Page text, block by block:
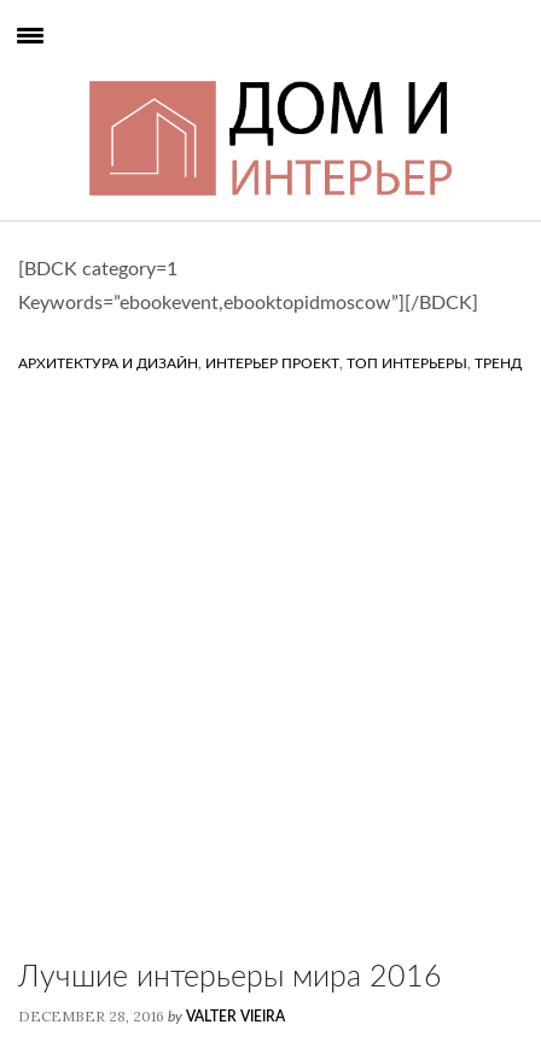
[BDCK category=1
Keywords=”ebookevent,ebooktopidmoscow”][/BDCK]
АРХИТЕКТУРА И ДИЗАЙН, ИНТЕРЬЕР ПРОЕКТ, ТОП ИНТЕРЬЕРЫ, ТРЕНД
Лучшие интерьеры мира 2016
DECEMBER 28, 2016 by VALTER VIEIRA